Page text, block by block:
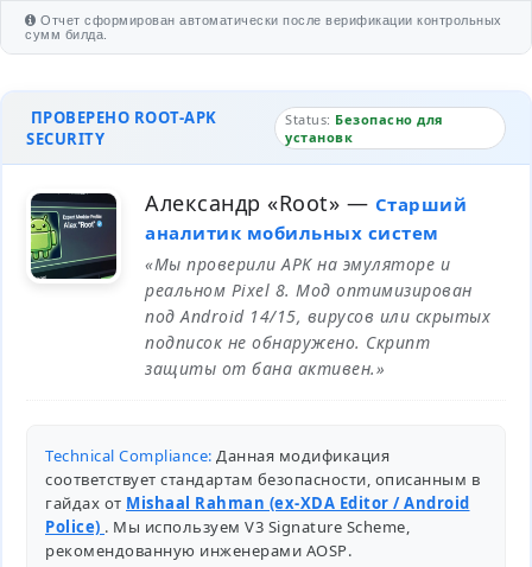
Отчет сформирован автоматически после верификации контрольных
сумм билда.
ПРОВЕРЕНО ROOT-APK
SECURITY
Status: Безопасно для
установк
Александр «Root» — Старший
аналитик мобильных систем
«Мы проверили APK на эмуляторе и
реальном Pixel 8. Мод оптимизирован
под Android 14/15, вирусов или скрытых
подписок не обнаружено. Скрипт
защиты от бана активен.»
Technical Compliance: Данная модификация
соответствует стандартам безопасности, описанным в
гайдах от Mishaal Rahman (ex-XDA Editor / Android
Police) . Мы используем V3 Signature Scheme,
рекомендованную инженерами AOSP.